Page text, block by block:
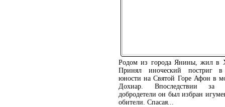
Родом из города Янины, жил в
Принял иноческий постриг
юности на Святой Горе Афон в
Дохиар. Впоследствии за
добродетели он был избран
обители. Спасая...